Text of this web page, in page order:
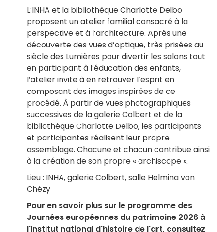
L’INHA et la bibliothèque Charlotte Delbo
proposent un atelier familial consacré à la
perspective et à l’architecture. Après une
découverte des vues d’optique, très prisées au
siècle des Lumières pour divertir les salons tout
en participant à l’éducation des enfants,
l’atelier invite à en retrouver l’esprit en
composant des images inspirées de ce
procédé. À partir de vues photographiques
successives de la galerie Colbert et de la
bibliothèque Charlotte Delbo, les participants
et participantes réalisent leur propre
assemblage. Chacune et chacun contribue ainsi
à la création de son propre « archiscope ».
Lieu : INHA, galerie Colbert, salle Helmina von
Chézy
Pour en savoir plus sur le programme des
Journées européennes du patrimoine 2026 à
l'Institut national d'histoire de l'art, consultez